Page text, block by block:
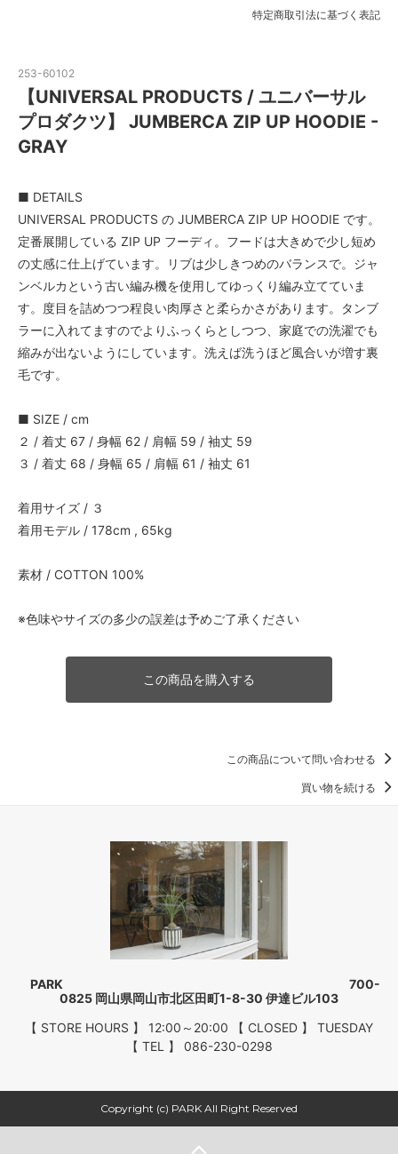
特定商取引法に基づく表記
253-60102
【UNIVERSAL PRODUCTS / ユニバーサル
プロダクツ】 JUMBERCA ZIP UP HOODIE -
GRAY
■ DETAILS
UNIVERSAL PRODUCTS の JUMBERCA ZIP UP HOODIE です。
定番展開している ZIP UP フーディ。フードは大きめで少し短め
の丈感に仕上げています。リブは少しきつめのバランスで。ジャ
ンベルカという古い編み機を使用してゆっくり編み立てていま
す。度目を詰めつつ程良い肉厚さと柔らかさがあります。タンブ
ラーに入れてますのでよりふっくらとしつつ、家庭での洗濯でも
縮みが出ないようにしています。洗えば洗うほど風合いが増す裏
毛です。
■ SIZE / cm
２ / 着丈 67 / 身幅 62 / 肩幅 59 / 袖丈 59
３ / 着丈 68 / 身幅 65 / 肩幅 61 / 袖丈 61
着用サイズ / ３
着用モデル / 178cm , 65kg
素材 / COTTON 100%
※色味やサイズの多少の誤差は予めご了承ください
この商品を購入する
この商品について問い合わせる
買い物を続ける
PARK 700-
0825 岡山県岡山市北区田町1-8-30 伊達ビル103
【 STORE HOURS 】 12:00～20:00 【 CLOSED 】 TUESDAY
【 TEL 】 086-230-0298
Copyright (c) PARK All Right Reserved